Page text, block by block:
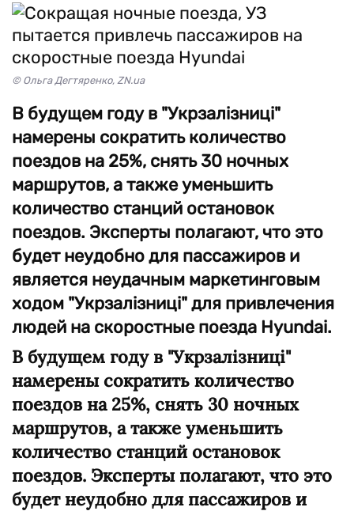
© Ольга Дегтяренко, ZN.ua
В будущем году в "Укрзалізниці"
намерены сократить количество
поездов на 25%, снять 30 ночных
маршрутов, а также уменьшить
количество станций остановок
поездов. Эксперты полагают, что это
будет неудобно для пассажиров и
является неудачным маркетинговым
ходом "Укрзалізниці" для привлечения
людей на скоростные поезда Hyundai.
В будущем году в "Укрзалізниці"
намерены сократить количество
поездов на 25%, снять 30 ночных
маршрутов, а также уменьшить
количество станций остановок
поездов. Эксперты полагают, что это
будет неудобно для пассажиров и